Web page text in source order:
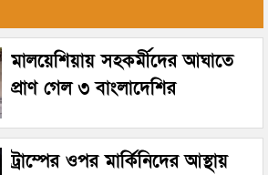
মালয়েশিয়ায় সহকর্মীদের আঘাতে
প্রাণ গেল ৩ বাংলাদেশির
ট্রাম্পের ওপর মার্কিনিদের আস্থায়